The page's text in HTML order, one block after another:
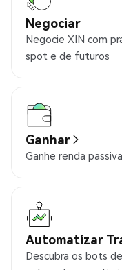
Negociar
Negocie XIN com
spot e de futuros
Ganhar
Ganhe renda
Automatizar
Descubra os bots